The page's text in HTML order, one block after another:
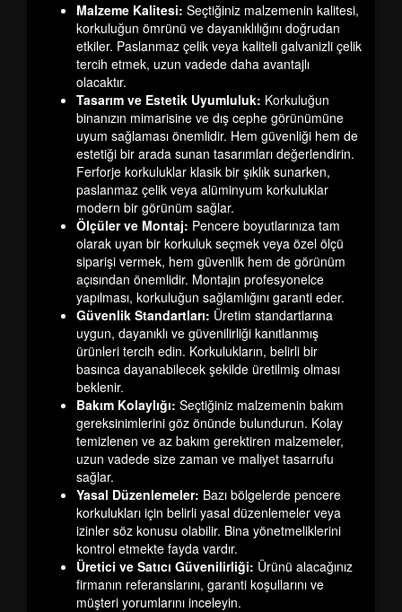
Malzeme Kalitesi: Seçtiğiniz malzemenin kalitesi,
korkuluğun ömrünü ve dayanıklılığını doğrudan
etkiler. Paslanmaz çelik veya kaliteli galvanizli çelik
tercih etmek, uzun vadede daha avantajlı
olacaktır.
Tasarım ve Estetik Uyumluluk: Korkuluğun
binanızın mimarisine ve dış cephe görünümüne
uyum sağlaması önemlidir. Hem güvenliği hem de
estetiği bir arada sunan tasarımları değerlendirin.
Ferforje korkuluklar klasik bir şıklık sunarken,
paslanmaz çelik veya alüminyum korkuluklar
modern bir görünüm sağlar.
Ölçüler ve Montaj: Pencere boyutlarınıza tam
olarak uyan bir korkuluk seçmek veya özel ölçü
siparişi vermek, hem güvenlik hem de görünüm
açısından önemlidir. Montajın profesyonelce
yapılması, korkuluğun sağlamlığını garanti eder.
Güvenlik Standartları: Üretim standartlarına
uygun, dayanıklı ve güvenilirliği kanıtlanmış
ürünleri tercih edin. Korkulukların, belirli bir
basınca dayanabilecek şekilde üretilmiş olması
beklenir.
Bakım Kolaylığı: Seçtiğiniz malzemenin bakım
gereksinimlerini göz önünde bulundurun. Kolay
temizlenen ve az bakım gerektiren malzemeler,
uzun vadede size zaman ve maliyet tasarrufu
sağlar.
Yasal Düzenlemeler: Bazı bölgelerde pencere
korkulukları için belirli yasal düzenlemeler veya
izinler söz konusu olabilir. Bina yönetmeliklerini
kontrol etmekte fayda vardır.
Üretici ve Satıcı Güvenilirliği: Ürünü alacağınız
firmanın referanslarını, garanti koşullarını ve
müşteri yorumlarını inceleyin.